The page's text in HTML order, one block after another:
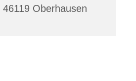
Oberhausen